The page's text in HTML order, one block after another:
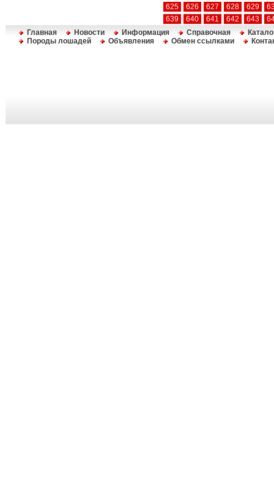
625 626 627 628 629
639
640 641 642 643
Главная
Новости Информация Справочная
Породы лошадей
Объявления Обмен ссылками